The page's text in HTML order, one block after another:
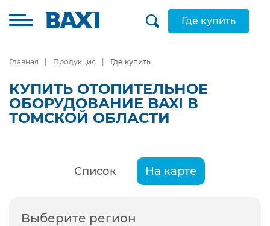
Где купить
Главная Продукция Где купить
КУПИТЬ ОТОПИТЕЛЬНОЕ
ОБОРУДОВАНИЕ BAXI В
ТОМСКОЙ ОБЛАСТИ
Список На карте
Выберите регион